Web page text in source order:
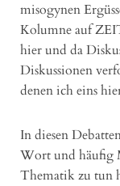
misogynen
Kolumne auf
hier und da
Diskussionen
denen ich eins
In diesen
Wort und häufig
Thematik zu tun